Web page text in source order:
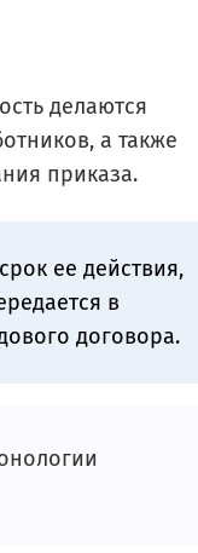
делаются
а также
приказа.
ее действия,
в
договора.